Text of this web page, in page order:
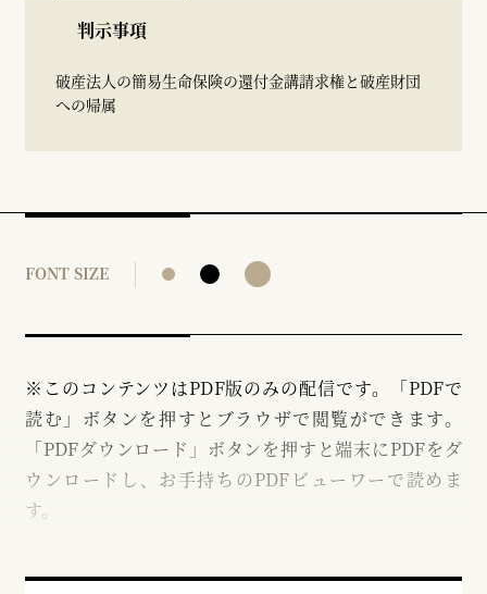
判示事項
破産法人の簡易生命保険の還付金講請求権と破産財団
への帰属
FONT SIZE
※このコンテンツはPDF版のみの配信です。「PDFで
読む」ボタンを押すとブラウザで閲覧ができます。
「PDFダウンロード」ボタンを押すと端末にPDFをダ
ウンロードし、お手持ちのPDFビューワーで読めま
す。